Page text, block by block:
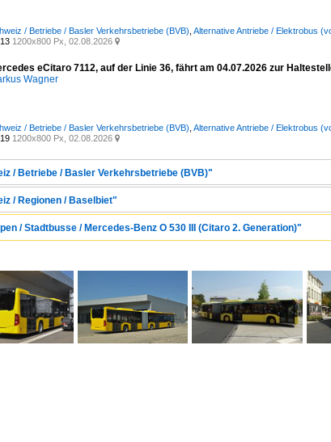
/ Betriebe / Basler Verkehrsbetriebe (BVB) Alternative Antriebe / Elektrobus
13 1200x800 Px, 02.08.2026 
eCitaro 7112, auf der Linie 36, fährt am 04.07.2026 zur
Wagner
/ Betriebe / Basler Verkehrsbetriebe (BVB) Alternative Antriebe / Elektrobus
19 1200x800 Px, 02.08.2026 
/ Betriebe / Basler Verkehrsbetriebe (BVB)"
/ Regionen / Baselbiet"
/ Stadtbusse / Mercedes-Benz O 530 III (Citaro 2. Generation)"